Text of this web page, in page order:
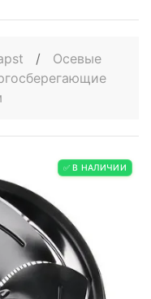
/
Осевые
✅ В НАЛИЧИИ